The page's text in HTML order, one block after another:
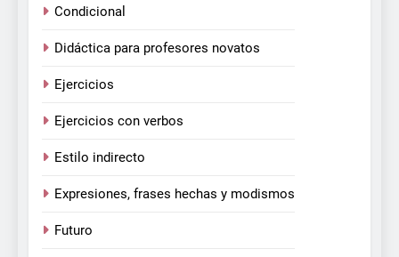
Condicional
Didáctica para profesores novatos
Ejercicios
Ejercicios con verbos
Estilo indirecto
Expresiones, frases hechas y modismos
Futuro